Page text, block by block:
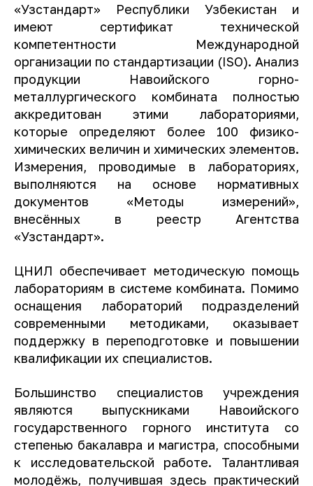
«Узстандарт» Республики Узбекистан и
имеют сертификат технической
компетентности Международной
организации по стандартизации (ISO). Анализ
продукции Навоийского горно-
металлургического комбината полностью
аккредитован этими лабораториями,
которые определяют более 100 физико-
химических величин и химических элементов.
Измерения, проводимые в лабораториях,
выполняются на основе нормативных
документов «Методы измерений»,
внесённых в реестр Агентства
«Узстандарт».
ЦНИЛ обеспечивает методическую помощь
лабораториям в системе комбината. Помимо
оснащения лабораторий подразделений
современными методиками, оказывает
поддержку в переподготовке и повышении
квалификации их специалистов.
Большинство специалистов учреждения
являются выпускниками Навоийского
государственного горного института со
степенью бакалавра и магистра, способными
к исследовательской работе. Талантливая
молодёжь, получившая здесь практический